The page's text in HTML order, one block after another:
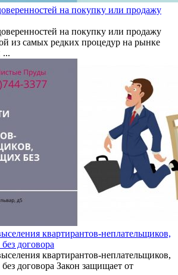
на покупку или продажу
на покупку или продажу
из самых редких процедур на рынке
...
квартирантов-неплательщиков,
договора
квартирантов-неплательщиков,
договора Закон защищает от